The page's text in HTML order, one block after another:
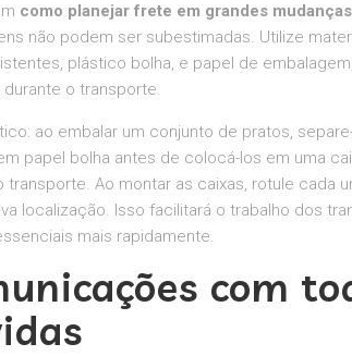
como planejar frete em grandes mudanças
não podem ser subestimadas. Utilize
plástico bolha, e papel de
o transporte.
ao embalar um conjunto de pratos,
papel bolha antes de colocá-los em uma
transporte. Ao montar as caixas, rotule cada
localização. Isso facilitará o trabalho dos
mais rapidamente.
com